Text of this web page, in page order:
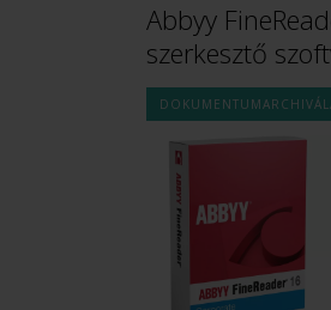
Abbyy
szerkesztő